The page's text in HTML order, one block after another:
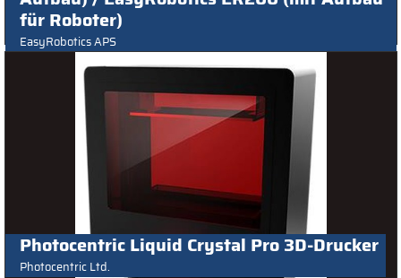
für Roboter)
EasyRobotics APS
Photocentric Liquid Crystal Pro 3D-Drucker
Photocentric Ltd.